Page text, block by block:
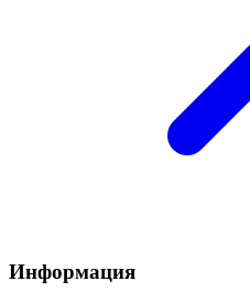
Информация